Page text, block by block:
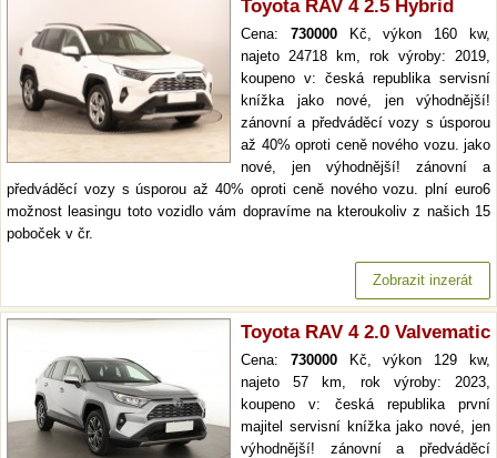
Toyota RAV 4 2.5 Hybrid
Cena: 730000Kč, výkon 160 kw,
najeto 24718 km, rok výroby: 2019,
koupeno v: česká republika servisní
knížka jako nové, jen výhodnější!
zánovní a předváděcí vozy s úsporou
až 40% oproti ceně nového vozu. jako
nové, jen výhodnější! zánovní a
předváděcí vozy s úsporou až 40% oproti ceně nového vozu. plní euro6
možnost leasingu toto vozidlo vám dopravíme na kteroukoliv z našich 15
poboček v čr.
Zobrazit inzerát
Toyota RAV 4 2.0 Valvematic
Cena: 730000Kč, výkon 129 kw,
najeto 57 km, rok výroby: 2023,
koupeno v: česká republika první
majitel servisní knížka jako nové, jen
výhodnější! zánovní a předváděcí